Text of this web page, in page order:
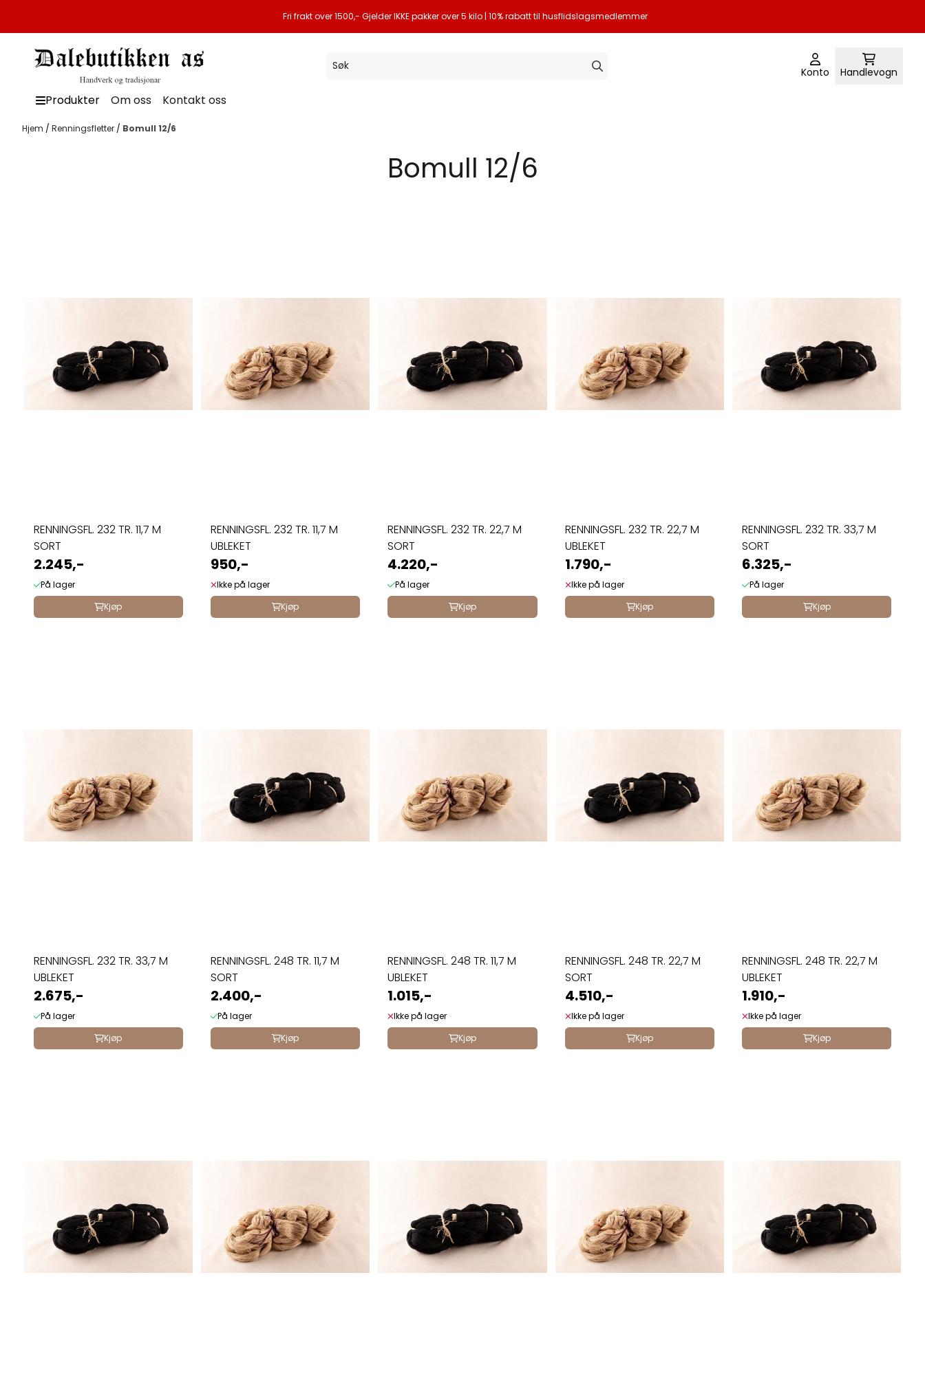
Fri frakt over 1500,- Gjelder IKKE pakker over 5 kilo | 10% rabatt til husflidslagsmedlemmer
Konto Handlevogn
Produkter Om oss Kontakt oss
Hjem / Renningsfletter / Bomull 12/6
Bomull 12/6
RENNINGSFL. 232 TR. 11,7 M
SORT
2.245,-
På lager
Kjøp
RENNINGSFL. 232 TR. 11,7 M
UBLEKET
950,-
Ikke på lager
Kjøp
RENNINGSFL. 232 TR. 22,7 M
SORT
4.220,-
På lager
Kjøp
RENNINGSFL. 232 TR. 22,7 M
UBLEKET
1.790,-
Ikke på lager
Kjøp
RENNINGSFL. 232 TR. 33,7 M
SORT
6.325,-
På lager
Kjøp
RENNINGSFL. 232 TR. 33,7 M
UBLEKET
2.675,-
På lager
Kjøp
RENNINGSFL. 248 TR. 11,7 M
SORT
2.400,-
På lager
Kjøp
RENNINGSFL. 248 TR. 11,7 M
UBLEKET
1.015,-
Ikke på lager
Kjøp
RENNINGSFL. 248 TR. 22,7 M
SORT
4.510,-
Ikke på lager
Kjøp
RENNINGSFL. 248 TR. 22,7 M
UBLEKET
1.910,-
Ikke på lager
Kjøp